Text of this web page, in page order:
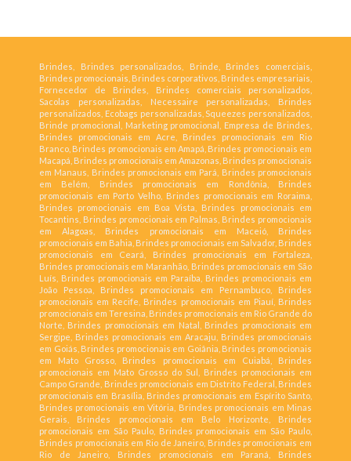
Brindes, Brindes personalizados, Brinde, Brindes comerciais,
Brindes promocionais, Brindes corporativos, Brindes empresariais,
Fornecedor de Brindes, Brindes comerciais personalizados,
Sacolas personalizadas, Necessaire personalizadas, Brindes
personalizados, Ecobags personalizadas, Squeezes personalizados,
Brinde promocional, Marketing promocional, Empresa de Brindes,
Brindes promocionais em Acre, Brindes promocionais em Rio
Branco, Brindes promocionais em Amapá, Brindes promocionais em
Macapá, Brindes promocionais em Amazonas, Brindes promocionais
em Manaus, Brindes promocionais em Pará, Brindes promocionais
em Belém, Brindes promocionais em Rondônia, Brindes
promocionais em Porto Velho, Brindes promocionais em Roraima,
Brindes promocionais em Boa Vista, Brindes promocionais em
Tocantins, Brindes promocionais em Palmas, Brindes promocionais
em Alagoas, Brindes promocionais em Maceió, Brindes
promocionais em Bahia, Brindes promocionais em Salvador, Brindes
promocionais em Ceará, Brindes promocionais em Fortaleza,
Brindes promocionais em Maranhão, Brindes promocionais em São
Luís, Brindes promocionais em Paraíba, Brindes promocionais em
João Pessoa, Brindes promocionais em Pernambuco, Brindes
promocionais em Recife, Brindes promocionais em Piauí, Brindes
promocionais em Teresina, Brindes promocionais em Rio Grande do
Norte, Brindes promocionais em Natal, Brindes promocionais em
Sergipe, Brindes promocionais em Aracaju, Brindes promocionais
em Goiás, Brindes promocionais em Goiânia, Brindes promocionais
em Mato Grosso, Brindes promocionais em Cuiabá, Brindes
promocionais em Mato Grosso do Sul, Brindes promocionais em
Campo Grande, Brindes promocionais em Distrito Federal, Brindes
promocionais em Brasília, Brindes promocionais em Espírito Santo,
Brindes promocionais em Vitória, Brindes promocionais em Minas
Gerais, Brindes promocionais em Belo Horizonte, Brindes
promocionais em São Paulo, Brindes promocionais em São Paulo,
Brindes promocionais em Rio de Janeiro, Brindes promocionais em
Rio de Janeiro, Brindes promocionais em Paraná, Brindes